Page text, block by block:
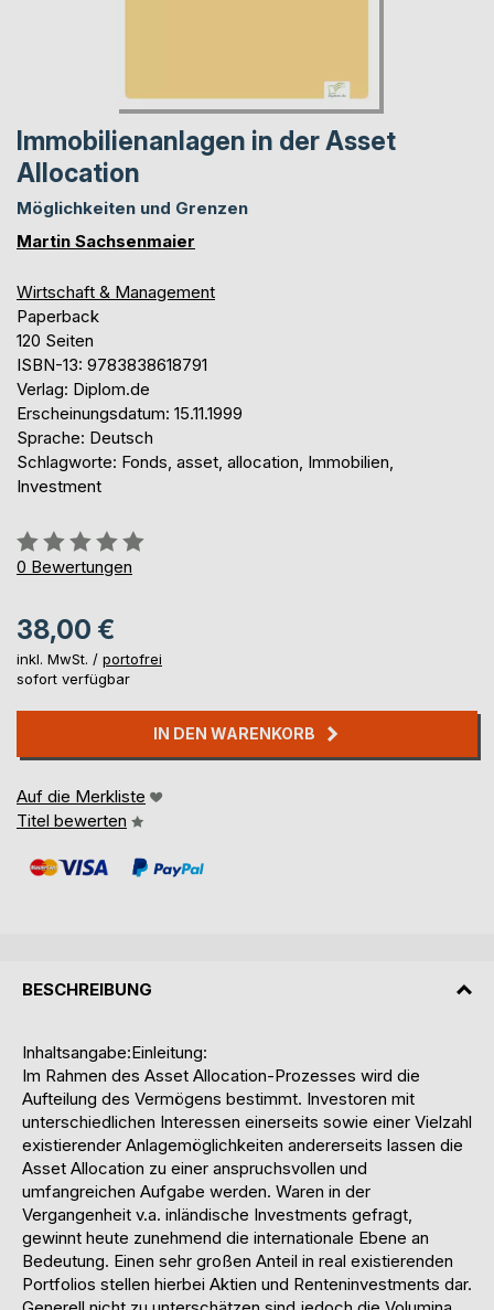
Immobilienanlagen in der Asset
Allocation
Möglichkeiten und Grenzen
Martin Sachsenmaier
Wirtschaft & Management
Paperback
120 Seiten
ISBN-13: 9783838618791
Verlag: Diplom.de
Erscheinungsdatum: 15.11.1999
Sprache: Deutsch
Schlagworte: Fonds, asset, allocation, Immobilien,
Investment
Bewertung::
0%
0 Bewertungen
38,00 €
inkl. MwSt. / portofrei
sofort verfügbar
IN DEN WARENKORB
Auf die Merkliste
Titel bewerten
BESCHREIBUNG
Inhaltsangabe:Einleitung:
Im Rahmen des Asset Allocation-Prozesses wird die
Aufteilung des Vermögens bestimmt. Investoren mit
unterschiedlichen Interessen einerseits sowie einer Vielzahl
existierender Anlagemöglichkeiten andererseits lassen die
Asset Allocation zu einer anspruchsvollen und
umfangreichen Aufgabe werden. Waren in der
Vergangenheit v.a. inländische Investments gefragt,
gewinnt heute zunehmend die internationale Ebene an
Bedeutung. Einen sehr großen Anteil in real existierenden
Portfolios stellen hierbei Aktien und Renteninvestments dar.